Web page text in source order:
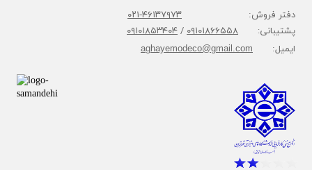
دفتر فروش: ۴۶۱۳۷۹۷۳-۰۲۱
پشتیبانی: ۰۹۱۰۱۸۶۶۵۵۸/۰۹۱۰۱۸۵۳۴۰۴
ایمیل: aghayemodeco@gmail.com